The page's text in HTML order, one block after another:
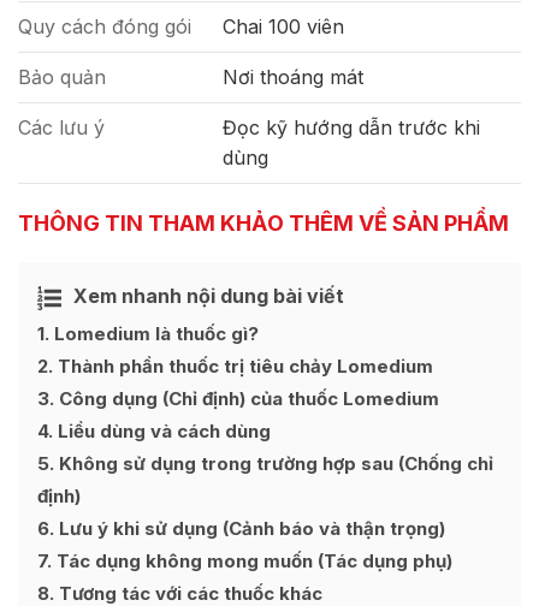
Quy cách đóng gói Chai 100 viên
Bảo quản Nơi thoáng mát
Các lưu ý
Đọc kỹ hướng dẫn trước khi
dùng
THÔNG TIN THAM KHẢO THÊM VỀ SẢN PHẨM
Xem nhanh nội dung bài viết
Ẩn
1 Lomedium là thuốc gì?
2 Thành phần thuốc trị tiêu chảy Lomedium
3 Công dụng (Chỉ định) của thuốc Lomedium
4 Liều dùng và cách dùng
5 Không sử dụng trong trường hợp sau (Chống chỉ
định)
6 Lưu ý khi sử dụng (Cảnh báo và thận trọng)
7 Tác dụng không mong muốn (Tác dụng phụ)
8 Tương tác với các thuốc khác